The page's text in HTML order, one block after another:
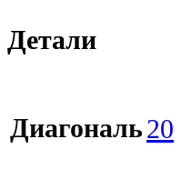
Детали
Диагональ20